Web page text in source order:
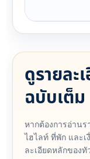
ดูรายละ
ฉบับเต็ม
หากต้องการอ่านร
ไฮไลท์ ที่พัก และ
ละเอียดหลักของ